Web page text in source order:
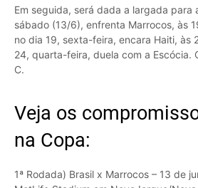
Em seguida, será dada a largada para
sábado (13/6), enfrenta Marrocos, às
no dia 19, sexta-feira, encara Haiti, às
24, quarta-feira, duela com a Escócia.
C.
Veja os
na Copa:
1ª Rodada) Brasil x Marrocos – 13 de